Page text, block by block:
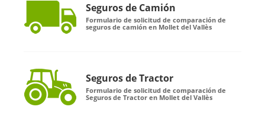
Seguros de Camión
Formulario de solicitud de comparación de
seguros de camión en Mollet del Vallès
Seguros de Tractor
Formulario de solicitud de comparación de
Seguros de Tractor en Mollet del Vallès